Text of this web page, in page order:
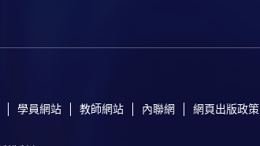
學員網站 教師網站 內聯網 網頁出版政策